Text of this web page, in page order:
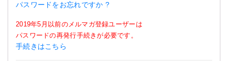
パスワードをお忘れですか ?
2019年5月以前のメルマガ登録ユーザーは
パスワードの再発行手続きが必要です。
手続きはこちら